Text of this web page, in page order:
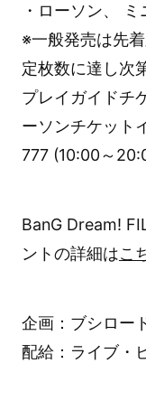
・ローソン、
※一般発売は先
定枚数に達し次
プレイガイドチ
ーソンチケット
777 (10:00～
BanG Dream!
ントの詳細はこ
企画：ブシロー
配給：ライブ・